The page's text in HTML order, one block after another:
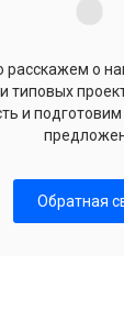
расскажем о
типовых
и
Обратная